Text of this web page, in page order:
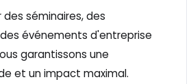
séminaires, des
événements d'entreprise
garantissons une
et un impact maximal.